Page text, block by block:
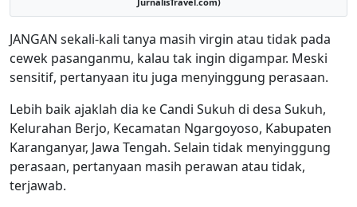
JANGAN sekali-kali tanya masih virgin atau tidak pada
cewek pasanganmu, kalau tak ingin digampar. Meski
sensitif, pertanyaan itu juga menyinggung perasaan.
Lebih baik ajaklah dia ke Candi Sukuh di desa Sukuh,
Kelurahan Berjo, Kecamatan Ngargoyoso, Kabupaten
Karanganyar, Jawa Tengah. Selain tidak menyinggung
perasaan, pertanyaan masih perawan atau tidak,
terjawab.